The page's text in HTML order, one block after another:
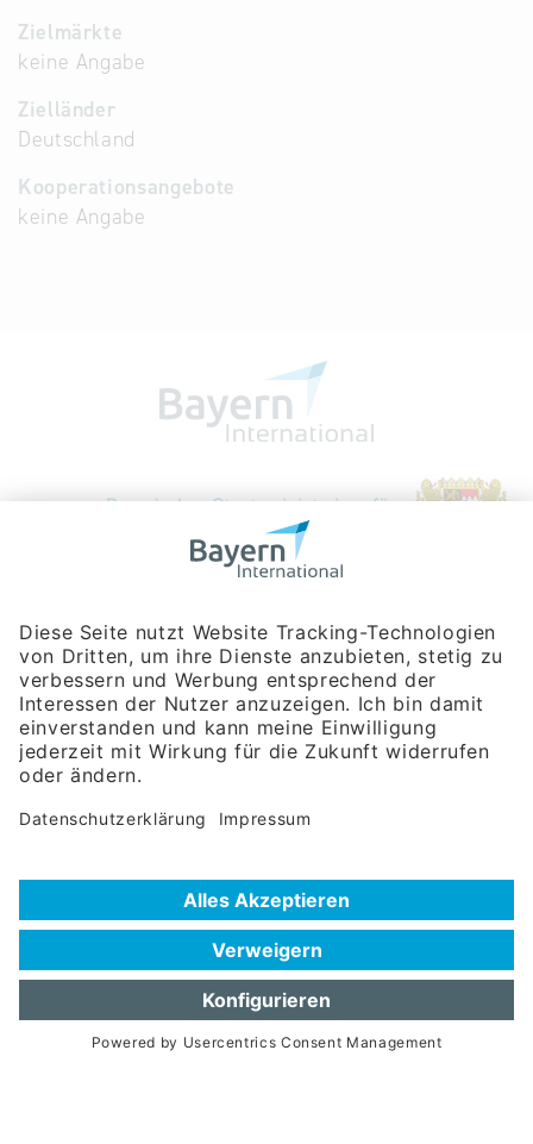
Zielmärkte
keine Angabe
Zielländer
Deutschland
Kooperationsangebote
keine Angabe
Bayerische Gesellschaft für Internationale
Rosenheimer Str. 143C
81671 München
Tel:+49 180 5949260
(Festnetz 14 ct/min, Mobil max. 42 ct/min)
Hotline
Datenschutzerklärung
Nutzungsbedingungen
Häufig gestellte Fragen (FAQ)